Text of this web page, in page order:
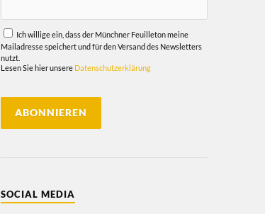
Ich willige ein, dass der Münchner Feuilleton meine
Mailadresse speichert und für den Versand des Newsletters
nutzt.
Lesen Sie hier unsere Datenschutzerklärung
SOCIAL MEDIA